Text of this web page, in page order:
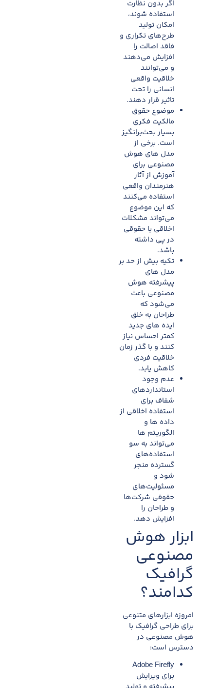
اگر بدون نظارت
استفاده شوند،
امکان تولید
طرح‌های تکراری و
فاقد اصالت را
افزایش می‌دهند
و می‌توانند
خلاقیت واقعی
انسانی را تحت
تاثیر قرار دهند.​
موضوع حقوق
مالکیت فکری
بسیار بحث‌برانگیز
است. برخی از
مدل های هوش
مصنوعی برای
آموزش از آثار
هنرمندان واقعی
استفاده می‌کنند
که این موضوع
می‌تواند مشکلات
اخلاقی یا حقوقی
در پی داشته
باشد.​
تکیه بیش از حد بر
مدل های
پیشرفته هوش
مصنوعی باعث
می‌شود که
طراحان به خلق
ایده های جدید
کمتر احساس نیاز
کنند و با گذر زمان
خلاقیت فردی
کاهش یابد.
عدم وجود
استانداردهای
شفاف برای
استفاده اخلاقی از
داده ها و
الگوریتم ها
می‌تواند به سو
استفاده‌های
گسترده منجر
شود و
مسئولیت‌های
حقوقی شرکت‌ها
و طراحان را
افزایش دهد.
ابزار هوش
مصنوعی
گرافیک
کدامند؟
امروزه ابزارهای متنوعی
برای طراحی گرافیک با
هوش مصنوعی در
دسترس است:
Adobe Firefly
برای ویرایش